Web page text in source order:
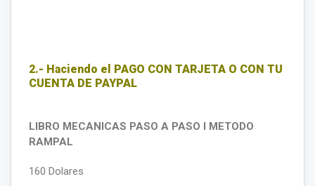
2.- Haciendo el PAGO CON TARJETA O CON TU
CUENTA DE PAYPAL
LIBRO MECANICAS PASO A PASO I METODO
RAMPAL
160 Dolares